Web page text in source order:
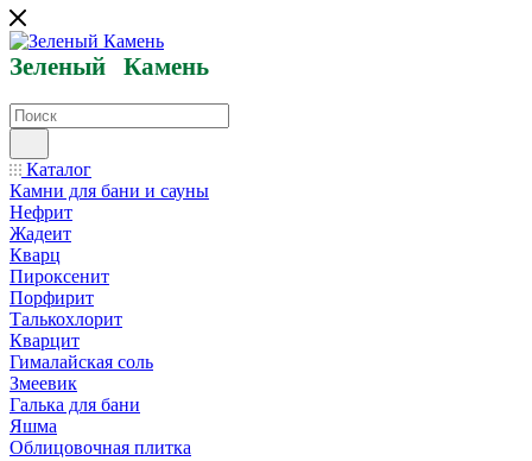
Зеленый Камень
Каталог
Камни для бани и сауны
Нефрит
Жадеит
Кварц
Пироксенит
Порфирит
Талькохлорит
Кварцит
Гималайская соль
Змеевик
Галька для бани
Яшма
Облицовочная плитка